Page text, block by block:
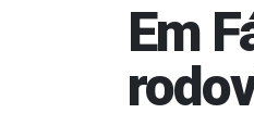
Em